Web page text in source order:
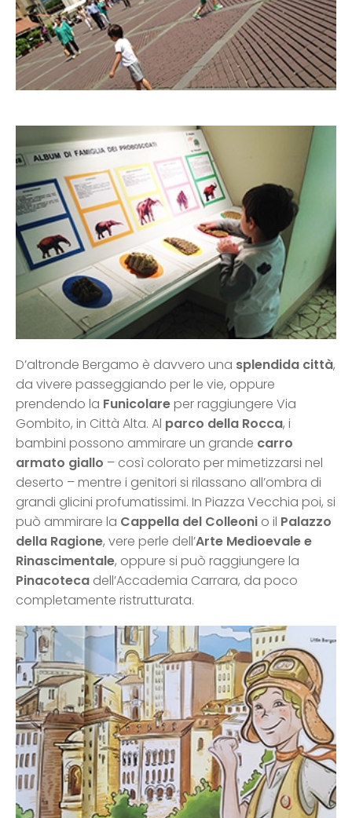
D’altronde Bergamo è davvero una splendida città,
da vivere passeggiando per le vie, oppure
prendendo la Funicolareper raggiungere Via
Gombito, in Città Alta. Al parco della Rocca, i
bambini possono ammirare un grande carro
armato giallo – così colorato per mimetizzarsi nel
deserto – mentre i genitori si rilassano all’ombra di
grandi glicini profumatissimi. In Piazza Vecchia poi, si
può ammirare la Cappella del Colleoni o il Palazzo
della Ragione, vere perle dell’Arte Medioevale e
Rinascimentale, oppure si può raggiungere la
Pinacoteca dell’Accademia Carrara, da poco
completamente ristrutturata.